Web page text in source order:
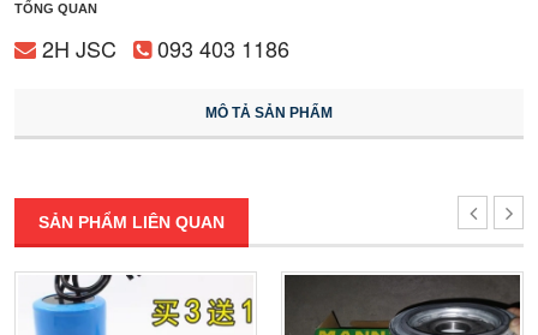
TỔNG QUAN
2H JSC 093 403 1186
MÔ TẢ SẢN PHẨM
SẢN PHẨM LIÊN QUAN